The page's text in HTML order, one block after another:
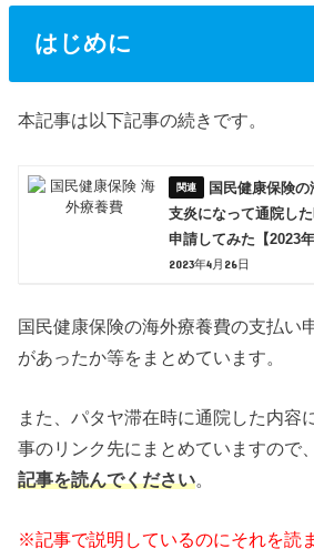
はじめに
本記事は以下記事の続きです。
国民健康保険
支炎になって通院し
申請してみた【2023年
2023年4月26日
国民健康保険の海外療養費の支払い
があったか等をまとめています。
また、パタヤ滞在時に通院した内容
事のリンク先にまとめていますので
記事を読んでください。
※記事で説明しているのにそれを読